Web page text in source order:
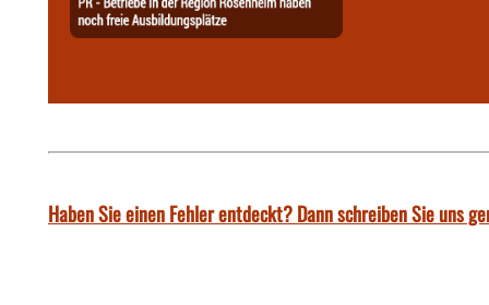
Haben Sie einen Fehler entdeckt? Dann schreiben Sie uns